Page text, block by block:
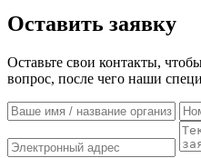
Оставить заявку
Оставьте свои контакты,
вопрос, после чего наши